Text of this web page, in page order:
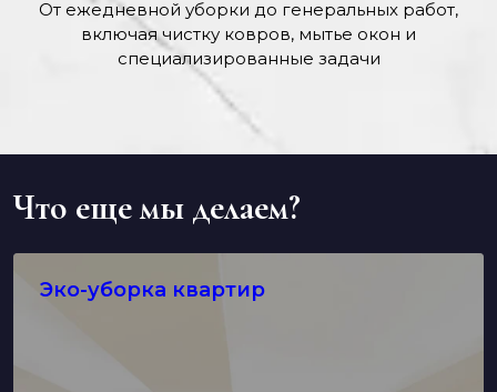
От ежедневной уборки до генеральных работ,
включая чистку ковров, мытье окон и
специализированные задачи
Что еще мы делаем?
Эко-уборка квартир